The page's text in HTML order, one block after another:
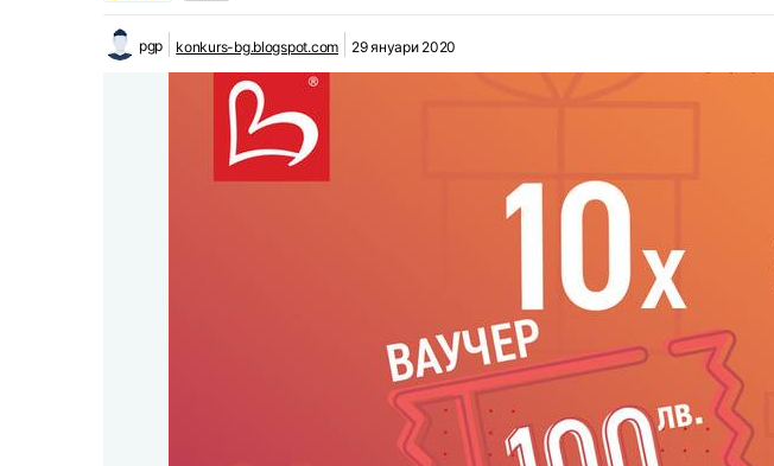
pgp konkurs-bg.blogspot.com 29 януари 2020